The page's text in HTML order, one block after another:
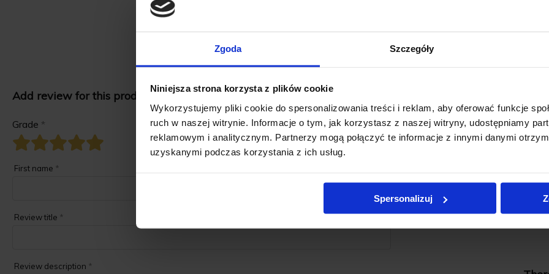
Zgoda Szczegóły
Niniejsza strona korzysta z plików cookie
Wykorzystujemy pliki cookie do spersonalizowania treści i reklam, aby oferować funkcje
ruch w naszej witrynie. Informacje o tym, jak korzystasz z naszej witryny, udostępniamy
reklamowym i analitycznym. Partnerzy mogą połączyć te informacje z innymi danymi
uzyskanymi podczas korzystania z ich usług.
Spersonalizuj
Add review for this product.
Grade *
First name *
Review title *
Review description *